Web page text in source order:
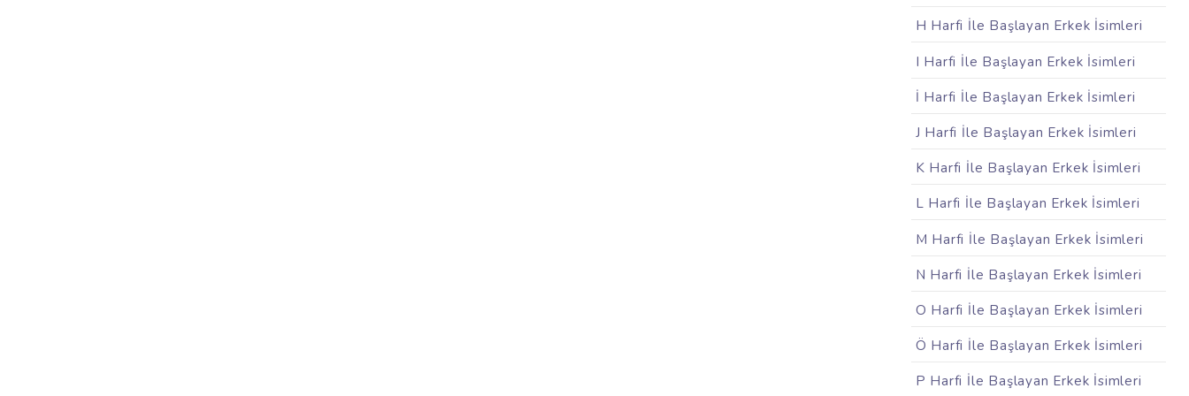
H Harfi İle Başlayan Erkek İsimleri
I Harfi İle Başlayan Erkek İsimleri
İ Harfi İle Başlayan Erkek İsimleri
J Harfi İle Başlayan Erkek İsimleri
K Harfi İle Başlayan Erkek İsimleri
L Harfi İle Başlayan Erkek İsimleri
M Harfi İle Başlayan Erkek İsimleri
N Harfi İle Başlayan Erkek İsimleri
O Harfi İle Başlayan Erkek İsimleri
Ö Harfi İle Başlayan Erkek İsimleri
P Harfi İle Başlayan Erkek İsimleri